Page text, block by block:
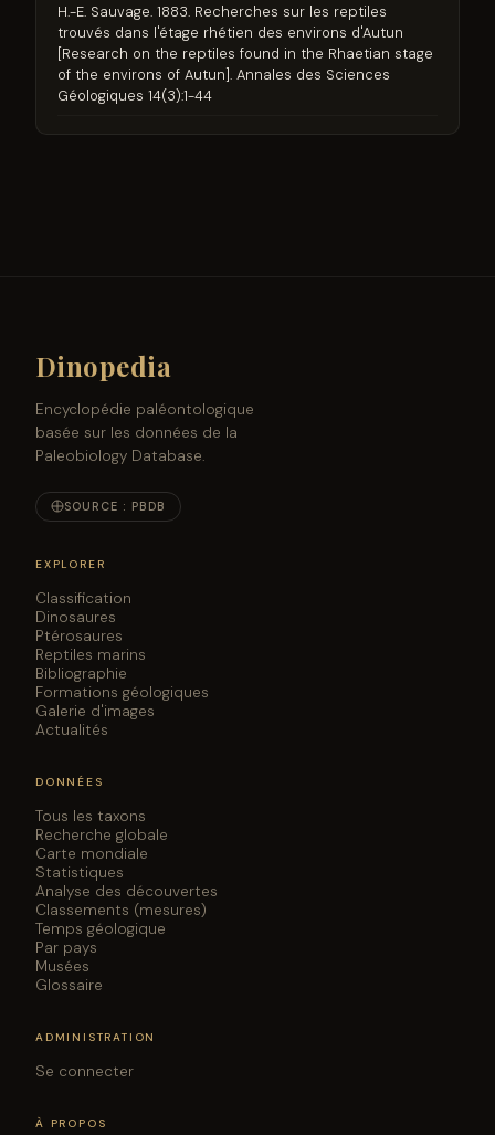
H.-E. Sauvage. 1883. Recherches sur les reptiles
trouvés dans l'étage rhétien des environs d'Autun
[Research on the reptiles found in the Rhaetian stage
of the environs of Autun]. Annales des Sciences
Géologiques 14(3):1-44
Dinopedia
Encyclopédie paléontologique
basée sur les données de la
Paleobiology Database.
SOURCE : PBDB
EXPLORER
Classification
Dinosaures
Ptérosaures
Reptiles marins
Bibliographie
Formations géologiques
Galerie d'images
Actualités
DONNÉES
Tous les taxons
Recherche globale
Carte mondiale
Statistiques
Analyse des découvertes
Classements (mesures)
Temps géologique
Par pays
Musées
Glossaire
ADMINISTRATION
Se connecter
À PROPOS